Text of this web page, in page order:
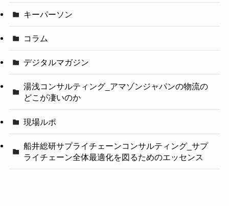
キーパーソン
コラム
デジタルマガジン
湯浅コンサルティング_アマゾンジャパンの物流の
どこが凄いのか
現場ルポ
船井総研サプライチェーンコンサルティング_サプ
ライチェーン全体最適化を図るためのエッセンス